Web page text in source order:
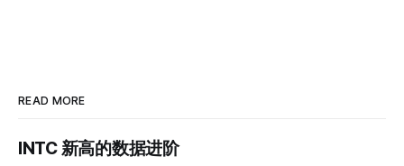
READ MORE
INTC 新高的数据进阶